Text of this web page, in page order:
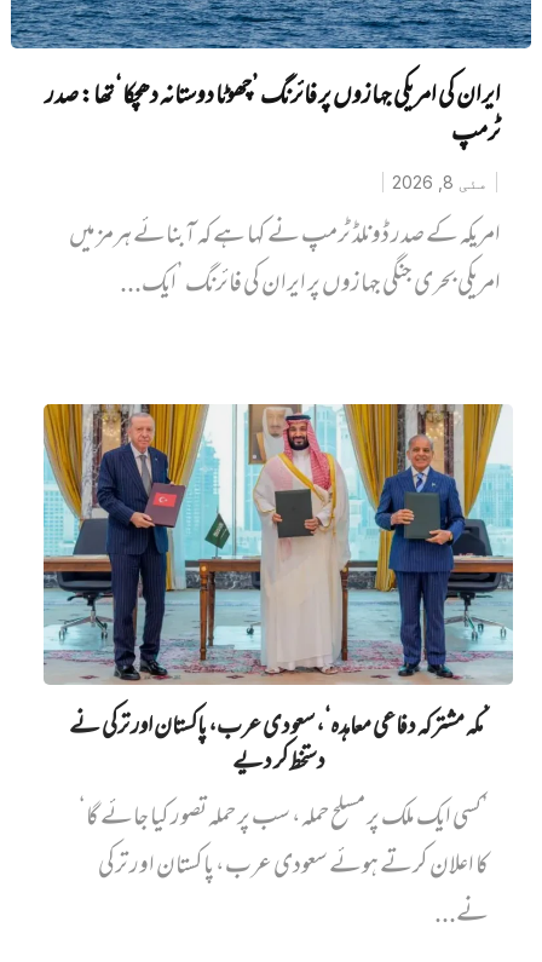
ایران کی امریکی جہازوں پر فائرنگ ’چھوٹا دوستانہ دھچکا‘ تھا: صدر
ٹرمپ
مئی 8, 2026
امریکہ کے صدر ڈونلڈ ٹرمپ نے کہا ہے کہ آبنائے ہرمز میں‌
امریکی بحری جنگی جہازوں پر ایران کی فائرنگ ’ایک...
’مکہ مشترکہ دفاعی معاہدہ‘، سعودی عرب، پاکستان اور ترکی نے
دستخط کر دیے
’کسی ایک ملک پر مسلح حملہ، سب پر حملہ تصور کیا جائے گا‘
کا اعلان کرتے ہوئے سعودی عرب، پاکستان اور ترکی
نے...